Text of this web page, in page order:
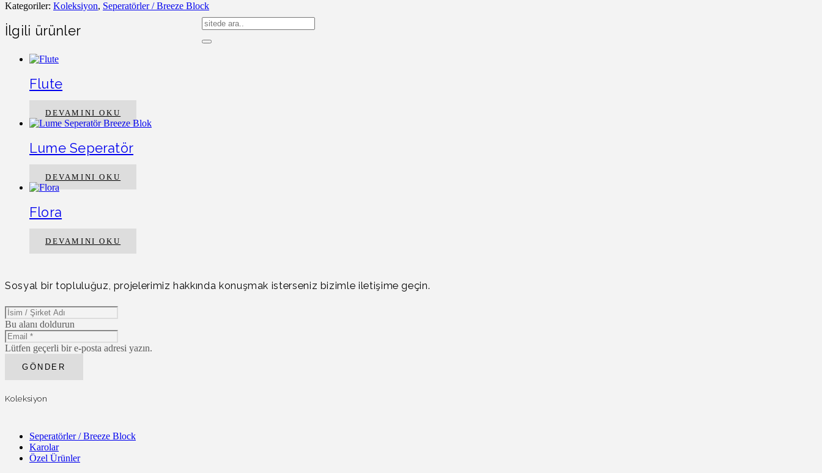
Kategoriler: Koleksiyon, Seperatörler / Breeze Block
İlgili ürünler
Flute
DEVAMINI OKU
Lume Seperatör
DEVAMINI OKU
Flora
DEVAMINI OKU
Sosyal bir topluluğuz, projelerimiz hakkında konuşmak isterseniz bizimle iletişime geçin.
Bu alanı doldurun
Lütfen geçerli bir e-posta adresi yazın.
GÖNDER
Koleksiyon
Seperatörler / Breeze Block
Karolar
Özel Ürünler